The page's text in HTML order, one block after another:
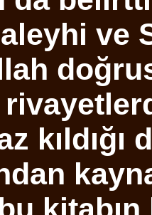
ve
kıldığı